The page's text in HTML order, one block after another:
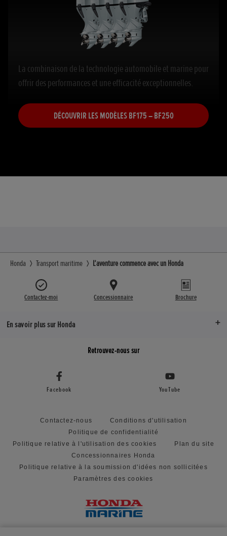
La combinaison de la technologie automobile et marine pour
offrir des performances et une efficacité exceptionnelles.
DÉCOUVRIR LES MODÈLES BF175 – BF250
Honda Transport maritime L’aventure commence avec un Honda
Contactez-moi Concessionnaire Brochure
En savoir plus sur Honda
Retrouvez-nous sur
Facebook YouTube
Contactez-nous
Conditions d'utilisation
Politique de confidentialité
Politique relative à l'utilisation des cookies
Plan du site
Concessionnaires Honda
Politique relative à la soumission d'idées non sollicitées
Paramètres des cookies